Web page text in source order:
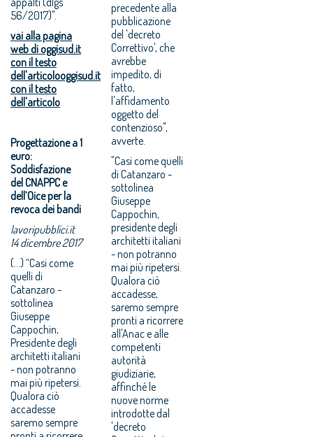
56/2017)".
vai alla pagina
web di oggisud.it
con il testo
dell'articolooggisud.it
con il testo
dell'articolo
Progettazione a 1
euro:
Soddisfazione
del CNAPPC e
dell’Oice per la
revoca dei bandi
lavoripubblici.it
14 dicembre 2017
(...) “Casi come
quelli di
Catanzaro -
sottolinea
Giuseppe
Cappochin,
Presidente degli
architetti italiani
- non potranno
mai più ripetersi.
Qualora ciò
accadesse
saremo sempre
precedente alla
pubblicazione
del 'decreto
Correttivo', che
avrebbe
impedito, di
fatto,
l'affidamento
oggetto del
contenzioso",
avverte.
"Casi come quelli
di Catanzaro -
sottolinea
Giuseppe
Cappochin,
presidente degli
architetti italiani
- non potranno
mai più ripetersi.
Qualora ciò
accadesse,
saremo sempre
pronti a ricorrere
all'Anac e alle
competenti
autorità
giudiziarie,
affinché le
nuove norme
introdotte dal
'decreto